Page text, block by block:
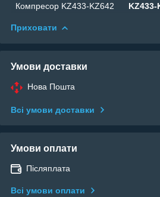
Компресор KZ433-KZ642
KZ433-
Приховати
Умови доставки
Нова Пошта
Всі умови доставки
Умови оплати
Післяплата
Всі умови оплати